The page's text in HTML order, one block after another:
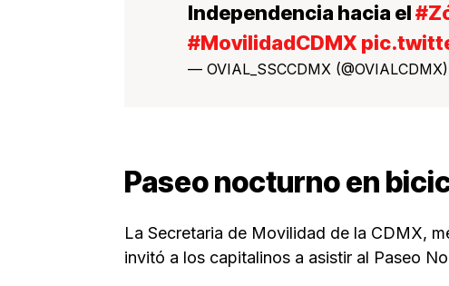
Independencia hacia el
#MovilidadCDMX
— OVIAL_SSCCDMX (@OVIALCDMX)
Paseo nocturno en
La Secretaria de Movilidad de la CDMX,
invitó a los capitalinos a asistir al Paseo